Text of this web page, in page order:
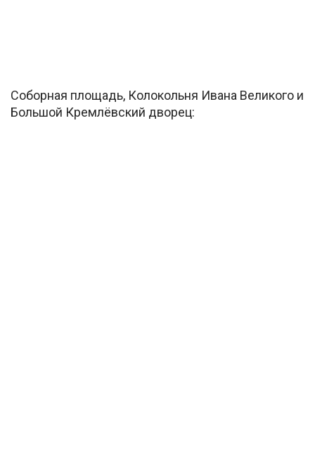
Соборная площадь, Колокольня Ивана Великого и
Большой Кремлёвский дворец: